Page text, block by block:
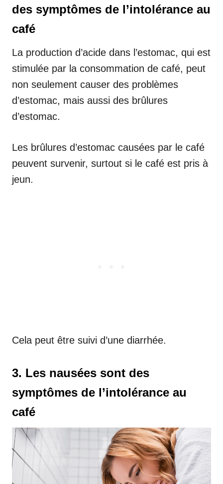
des symptômes de l’intolérance au
café
La production d’acide dans l’estomac, qui est
stimulée par la consommation de café, peut
non seulement causer des problèmes
d’estomac, mais aussi des brûlures
d’estomac.
Les brûlures d’estomac causées par le café
peuvent survenir, surtout si le café est pris à
jeun.
Cela peut être suivi d’une diarrhée.
3. Les nausées sont des
symptômes de l’intolérance au
café